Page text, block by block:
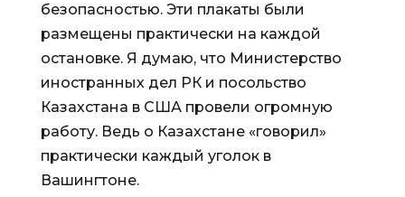
безопасностью. Эти плакаты были
размещены практически на каждой
остановке. Я думаю, что Министерство
иностранных дел РК и посольство
Казахстана в США провели огромную
работу. Ведь о Казахстане «говорил»
практически каждый уголок в
Вашингтоне.